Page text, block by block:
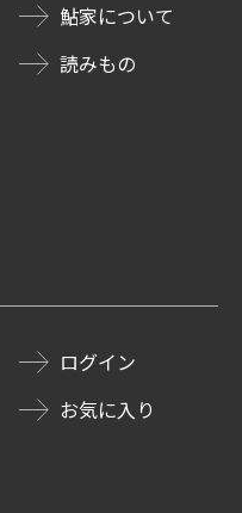
鮎家について
読みもの
ログイン
お気に入り